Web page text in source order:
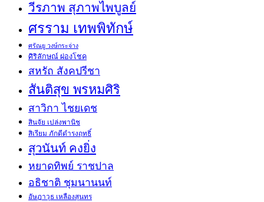
วีรภาพ สุภาพไพบูลย์
ศรราม เทพพิทักษ์
ศรัณยู วงษ์กระจ่าง
ศิริลักษณ์ ผ่องโชค
สหรัถ สังคปรีชา
สันติสุข พรหมศิริ
สาวิกา ไชยเดช
สินจัย เปล่งพานิช
สิเรียม ภักดีดำรงฤทธิ์
สุวนันท์ คงยิ่ง
หยาดทิพย์ ราชปาล
อธิชาติ ชุมนานนท์
อัษฎาวุธ เหลืองสุนทร